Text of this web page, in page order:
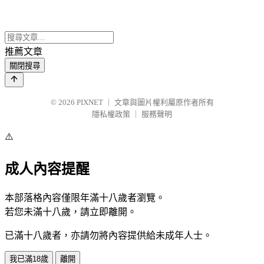
推薦文章
關閉搜尋
© 2026 PIXNET
文章與圖片權利屬原作者所有
隱私權政策
服務聲明
⚠️
成人內容提醒
本部落格內容僅限年滿十八歲者瀏覽。
若您未滿十八歲，請立即離開。
已滿十八歲者，亦請勿將內容提供給未成年人士。
我已滿18歲 離開